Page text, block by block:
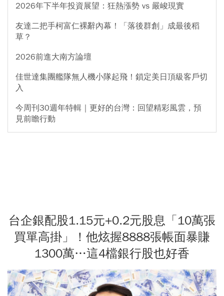
2026年下半年投資展望：狂熱漲勢 vs 嚴峻現實
友達二把手柯富仁裸辭內幕！「落後群創」成最後稻
草？
2026前進大南方論壇
佳世達集團艦隊無人機小隊起飛！鎖定美日頂級客戶切
入
今周刊30週年特輯｜更好的台灣：回望精彩風雲，預
見前瞻行動
台企銀配股1.15元+0.2元股息「10萬張
買單高掛」！他炫握8888張帳面暴賺
1300萬…這4檔銀行股也好香